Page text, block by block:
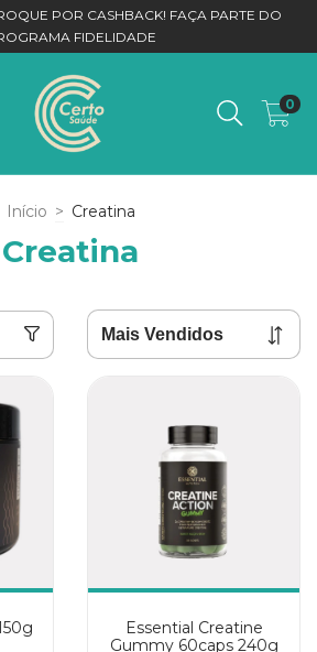
POR CASHBACK! FAÇA PARTE DO
FIDELIDADE
0
Início > Creatina
Creatina
Essential Creatine
Gummy 60caps 240g